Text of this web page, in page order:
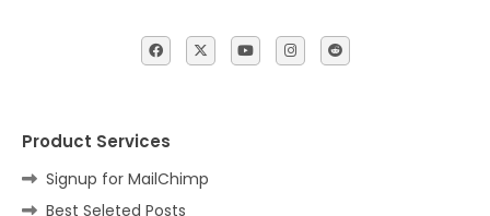
Product Services
Signup for MailChimp
Best Seleted Posts